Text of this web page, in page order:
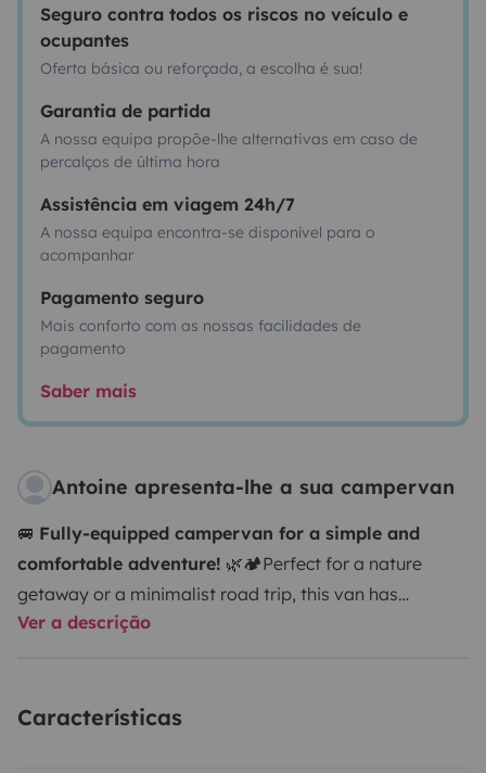
Seguro contra todos os riscos no veículo e
ocupantes
Oferta básica ou reforçada, a escolha é sua!
Garantia de partida
A nossa equipa propõe-lhe alternativas em caso de
percalços de última hora
Assistência em viagem 24h/7
A nossa equipa encontra-se disponível para o
acompanhar
Pagamento seguro
Mais conforto com as nossas facilidades de
pagamento
Saber mais
Antoine apresenta-lhe a sua campervan
🚐 Fully-equipped campervan for a simple and
comfortable adventure! 🌿🏕️Perfect for a nature
getaway or a minimalist road trip, this van has
everything you need for a hassle-free and self-
mattress and sheets
Ver a descrição
Características